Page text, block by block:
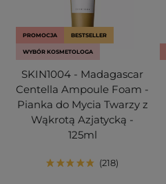
PROMOCJA BESTSELLER
WYBÓR KOSMETOLOGA
SKIN1004 - Madagascar
Centella Ampoule Foam -
Pianka do Mycia Twarzy z
Wąkrotą Azjatycką -
125ml
218